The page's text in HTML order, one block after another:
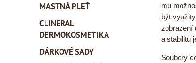
mu
být
zobrazení
a stabilitu
Soubory
MASTNÁ PLEŤ
CLINERAL
DERMOKOSMETIKA
DÁRKOVÉ SADY